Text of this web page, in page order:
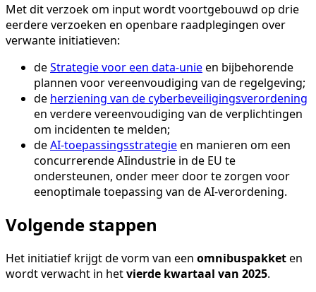
Met dit verzoek om input wordt voortgebouwd op drie
eerdere verzoeken en openbare raadplegingen over
verwante initiatieven:
deStrategie voor een data-unieen bijbehorende
plannen voor vereenvoudiging van de regelgeving;
de herziening van de cyberbeveiligingsverordening
en verdere vereenvoudiging van de verplichtingen
om incidenten te melden;
deAI-toepassingsstrategieen manieren om een
concurrerende AIindustrie in de EU te
ondersteunen, onder meer door te zorgen voor
eenoptimale toepassing van de AI-verordening.
Volgende stappen
Het initiatief krijgt de vorm van een omnibuspakketen
wordt verwacht in hetvierde kwartaal van 2025.